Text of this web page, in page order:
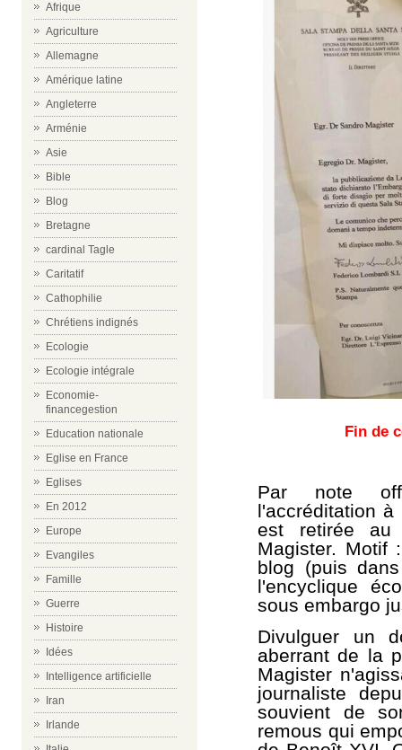
Afrique
Agriculture
Allemagne
Amérique latine
Angleterre
Arménie
Asie
Bible
Blog
Bretagne
cardinal Tagle
Caritatif
Cathophilie
Chrétiens indignés
Ecologie
Ecologie intégrale
Economie-
financegestion
Education nationale
Eglise en France
Eglises
En 2012
Europe
Evangiles
Famille
Guerre
Histoire
Idées
Intelligence artificielle
Iran
Irlande
Fin de
Par note
l'accréditation
est retirée au
Magister. Motif
blog (puis
l'encyclique
sous embargo
Divulguer un
aberrant de la
Magister
journaliste
souvient de
remous qui